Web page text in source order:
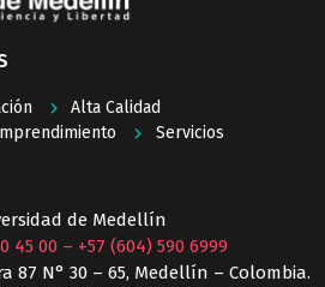
Alta Calidad
Servicios
de Medellín
45 00 – +57 (604) 590 6999
87 N° 30 – 65, Medellín – Colombia.